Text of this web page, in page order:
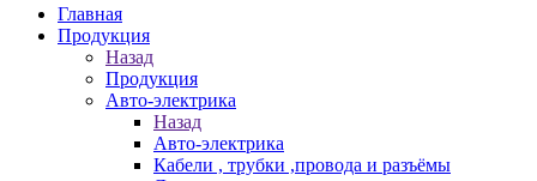
Главная
Продукция
Назад
Продукция
Авто-электрика
Назад
Авто-электрика
Кабели , трубки ,провода и разъёмы